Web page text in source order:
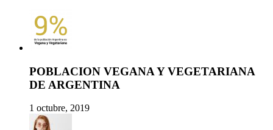
POBLACION VEGANA Y VEGETARIANA
DE ARGENTINA
1 octubre, 2019